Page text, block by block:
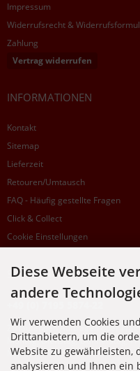
Impressum
Widerrufsrecht &
Zahlung
Vertrag widerrufen
INFORMATIONEN
Kontakt
Sitemap
Lieferzeit
Retouren/Umtausch
FAQ - Häufig gestellte Fragen
Click & Collect
Cookie Einstellungen
SUPPORTHOTLINE
Zu laufenden Aufträgen oder
Montag, Dienstag, Donnerstag,
Mittwoch: 10:00 - 18:00 Uhr
Diese Webseite
andere
Wir verwenden Cookies
Drittanbietern, um die
Website zu gewährleisten,
analysieren und Ihnen ein